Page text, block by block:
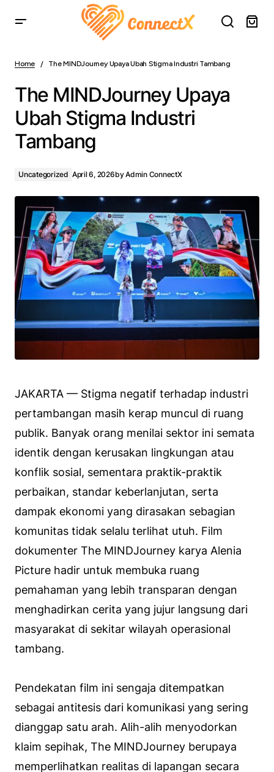
Home The MINDJourney Upaya Ubah Stigma Industri Tambang
The MINDJourney Upaya
Ubah Stigma Industri
Tambang
Uncategorized April 6, 2026byAdmin ConnectX
JAKARTA — Stigma negatif terhadap industri
pertambangan masih kerap muncul di ruang
publik. Banyak orang menilai sektor ini semata
identik dengan kerusakan lingkungan atau
konflik sosial, sementara praktik-praktik
perbaikan, standar keberlanjutan, serta
dampak ekonomi yang dirasakan sebagian
komunitas tidak selalu terlihat utuh. Film
dokumenter The MINDJourney karya Alenia
Picture hadir untuk membuka ruang
pemahaman yang lebih transparan dengan
menghadirkan cerita yang jujur langsung dari
masyarakat di sekitar wilayah operasional
tambang.
Pendekatan film ini sengaja ditempatkan
sebagai antitesis dari komunikasi yang sering
dianggap satu arah. Alih-alih menyodorkan
klaim sepihak, The MINDJourney berupaya
memperlihatkan realitas di lapangan secara